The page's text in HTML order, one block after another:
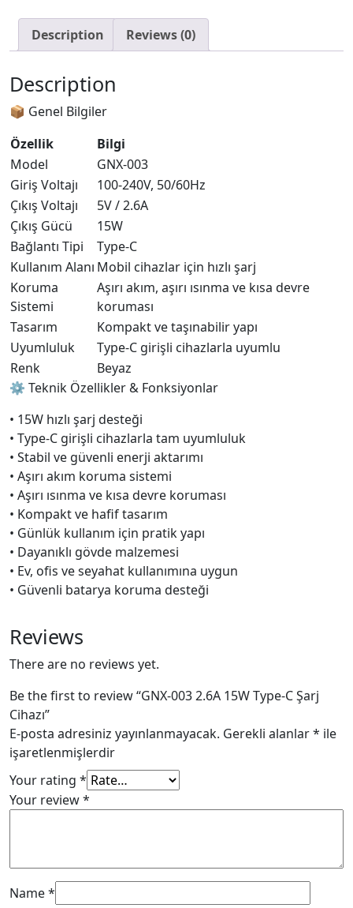
Description Reviews (0)
Description
📦 Genel Bilgiler
Özellik
Bilgi
Model
GNX-003
Giriş Voltajı
100-240V, 50/60Hz
Çıkış Voltajı
5V / 2.6A
Çıkış Gücü
15W
Bağlantı Tipi
Type-C
Kullanım Alanı Mobil cihazlar için hızlı şarj
Koruma
Sistemi
Aşırı akım, aşırı ısınma ve kısa devre
koruması
Tasarım
Kompakt ve taşınabilir yapı
Uyumluluk
Type-C girişli cihazlarla uyumlu
Renk
Beyaz
⚙️ Teknik Özellikler & Fonksiyonlar
• 15W hızlı şarj desteği
• Type-C girişli cihazlarla tam uyumluluk
• Stabil ve güvenli enerji aktarımı
• Aşırı akım koruma sistemi
• Aşırı ısınma ve kısa devre koruması
• Kompakt ve hafif tasarım
• Günlük kullanım için pratik yapı
• Dayanıklı gövde malzemesi
• Ev, ofis ve seyahat kullanımına uygun
• Güvenli batarya koruma desteği
Reviews
There are no reviews yet.
Be the first to review “GNX-003 2.6A 15W Type-C Şarj
Cihazı”
E-posta adresiniz yayınlanmayacak. Gerekli alanlar* ile
işaretlenmişlerdir
Your rating *
Your review*
Name*